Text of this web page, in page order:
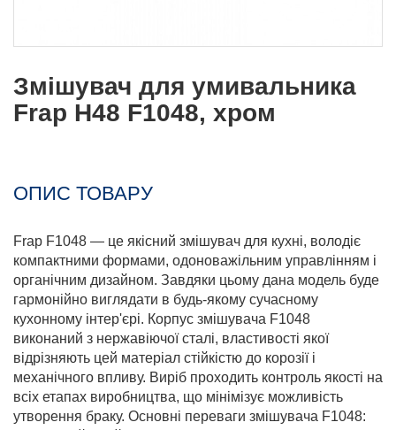
Змішувач для умивальника
Frap H48 F1048, хром
ОПИС ТОВАРУ
Frap F1048 — це якісний змішувач для кухні, володіє
компактними формами, одоноважільним управлінням і
органічним дизайном. Завдяки цьому дана модель буде
гармонійно виглядати в будь-якому сучасному
кухонному інтер'єрі. Корпус змішувача F1048
виконаний з нержавіючої сталі, властивості якої
відрізняють цей матеріал стійкістю до корозії і
механічного впливу. Виріб проходить контроль якості на
всіх етапах виробництва, що мінімізує можливість
утворення браку. Основні переваги змішувача F1048: